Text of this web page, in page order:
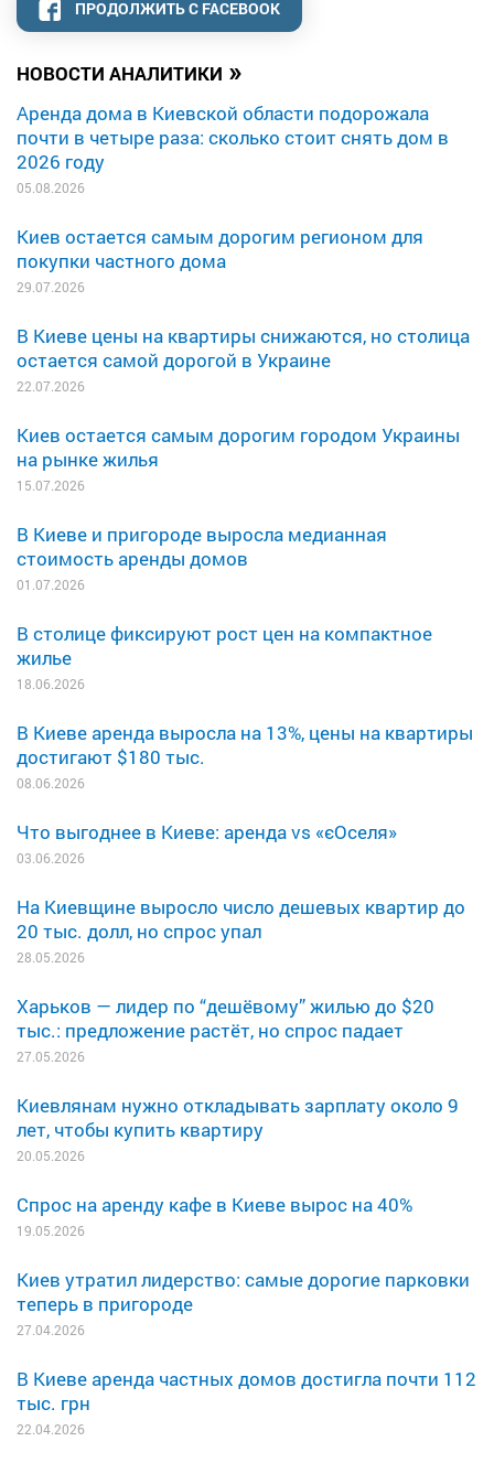
НОВОСТИ АНАЛИТИКИ »
Аренда дома в Киевской области подорожала
почти в четыре раза: сколько стоит снять дом в
2026 году
05.08.2026
Киев остается самым дорогим регионом для
покупки частного дома
29.07.2026
В Киеве цены на квартиры снижаются, но столица
остается самой дорогой в Украине
22.07.2026
Киев остается самым дорогим городом Украины
на рынке жилья
15.07.2026
В Киеве и пригороде выросла медианная
стоимость аренды домов
01.07.2026
В столице фиксируют рост цен на компактное
жилье
18.06.2026
В Киеве аренда выросла на 13%, цены на квартиры
достигают $180 тыс.
08.06.2026
Что выгоднее в Киеве: аренда vs «єОселя»
03.06.2026
На Киевщине выросло число дешевых квартир до
20 тыс. долл, но спрос упал
28.05.2026
Харьков — лидер по “дешёвому” жилью до $20
тыс.: предложение растёт, но спрос падает
27.05.2026
Киевлянам нужно откладывать зарплату около 9
лет, чтобы купить квартиру
20.05.2026
Спрос на аренду кафе в Киеве вырос на 40%
19.05.2026
Киев утратил лидерство: самые дорогие парковки
теперь в пригороде
27.04.2026
В Киеве аренда частных домов достигла почти 112
тыс. грн
22.04.2026
ПРОДОЛЖИТЬ С FACEBOOK